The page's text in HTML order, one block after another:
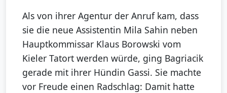
Als von ihrer Agentur der Anruf kam, dass
sie die neue Assistentin Mila Sahin neben
Hauptkommissar Klaus Borowski vom
Kieler Tatort werden würde, ging Bagriacik
gerade mit ihrer Hündin Gassi. Sie machte
vor Freude einen Radschlag: Damit hatte